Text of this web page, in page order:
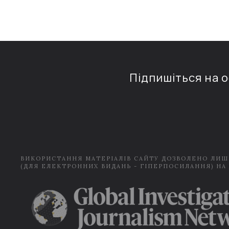
Підпишіться на
ВИКОРИСТАННЯ МАТЕРІАЛІВ САЙТУ ДОЗВОЛЕНО
(ДЛЯ ЕЛЕКТРОННИХ ВИДАНЬ - ГІПЕРПОСИЛАННЯ) НА